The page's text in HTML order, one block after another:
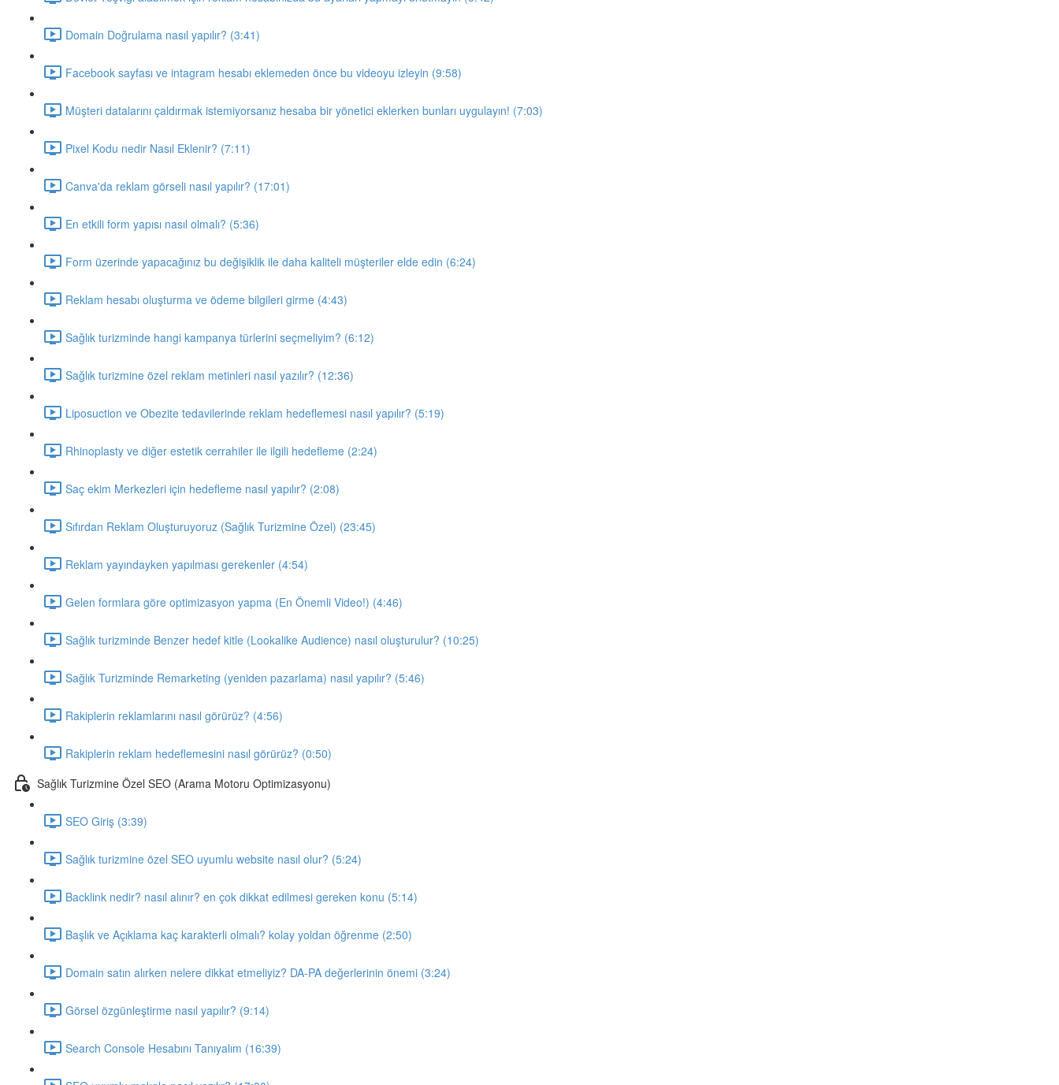
Domain Doğrulama nasıl yapılır? (3:41)
Facebook sayfası ve intagram hesabı eklemeden önce bu videoyu izleyin (9:58)
Müşteri datalarını çaldırmak istemiyorsanız hesaba bir yönetici eklerken bunları uygulayın! (7:03)
Pixel Kodu nedir Nasıl Eklenir? (7:11)
Canva'da reklam görseli nasıl yapılır? (17:01)
En etkili form yapısı nasıl olmalı? (5:36)
Form üzerinde yapacağınız bu değişiklik ile daha kaliteli müşteriler elde edin (6:24)
Reklam hesabı oluşturma ve ödeme bilgileri girme (4:43)
Sağlık turizminde hangi kampanya türlerini seçmeliyim? (6:12)
Sağlık turizmine özel reklam metinleri nasıl yazılır? (12:36)
Liposuction ve Obezite tedavilerinde reklam hedeflemesi nasıl yapılır? (5:19)
Rhinoplasty ve diğer estetik cerrahiler ile ilgili hedefleme (2:24)
Saç ekim Merkezleri için hedefleme nasıl yapılır? (2:08)
Sıfırdan Reklam Oluşturuyoruz (Sağlık Turizmine Özel) (23:45)
Reklam yayındayken yapılması gerekenler (4:54)
Gelen formlara göre optimizasyon yapma (En Önemli Video!) (4:46)
Sağlık turizminde Benzer hedef kitle (Lookalike Audience) nasıl oluşturulur? (10:25)
Sağlık Turizminde Remarketing (yeniden pazarlama) nasıl yapılır? (5:46)
Rakiplerin reklamlarını nasıl görürüz? (4:56)
Rakiplerin reklam hedeflemesini nasıl görürüz? (0:50)
Sağlık Turizmine Özel SEO (Arama Motoru Optimizasyonu)
SEO Giriş (3:39)
Sağlık turizmine özel SEO uyumlu website nasıl olur? (5:24)
Backlink nedir? nasıl alınır? en çok dikkat edilmesi gereken konu (5:14)
Başlık ve Açıklama kaç karakterli olmalı? kolay yoldan öğrenme (2:50)
Domain satın alırken nelere dikkat etmeliyiz? DA-PA değerlerinin önemi (3:24)
Görsel özgünleştirme nasıl yapılır? (9:14)
Search Console Hesabını Tanıyalım (16:39)